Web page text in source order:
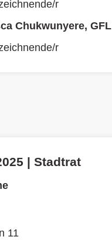
r
Chukwunyere, GFL
r
| Stadtrat
11